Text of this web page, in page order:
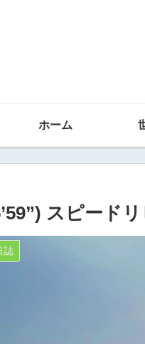
ホーム
スピードリ
誌